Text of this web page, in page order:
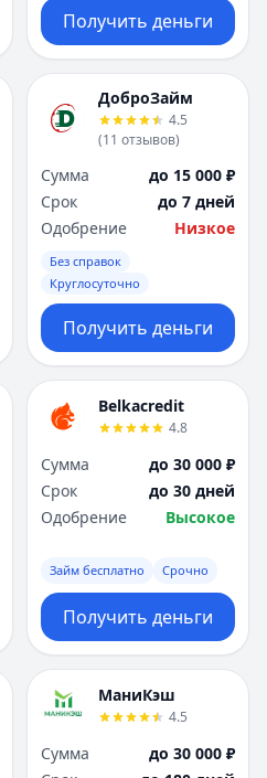
Получить деньги
ДоброЗайм
4.5
(11 отзывов)
Сумма
до 15 000 ₽
Срок
до 7 дней
Одобрение
Низкое
Без справок
Круглосуточно
Получить деньги
Belkacredit
4.8
Сумма
до 30 000 ₽
Срок
до 30 дней
Одобрение
Высокое
Займ бесплатно Срочно
Получить деньги
МаниКэш
4.5
Сумма
до 30 000 ₽